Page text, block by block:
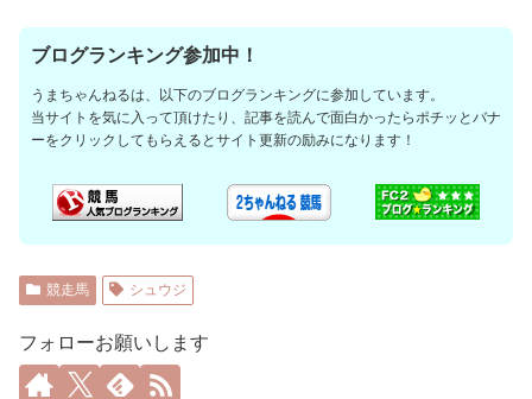
ブログランキング参加中！
うまちゃんねるは、以下のブログランキングに参加しています。
当サイトを気に入って頂けたり、記事を読んで面白かったらポチッとバナ
ーをクリックしてもらえるとサイト更新の励みになります！
競走馬 シュウジ
フォローお願いします